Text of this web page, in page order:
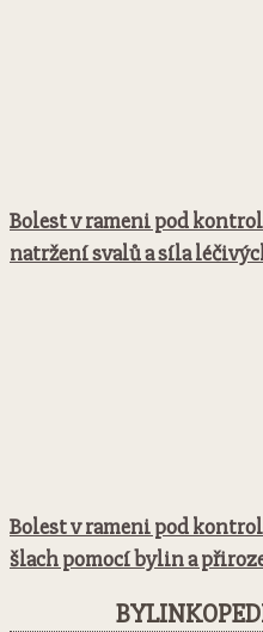
Bolest v rameni pod
natržení svalů a síla
Bolest v rameni pod
šlach pomocí bylin a